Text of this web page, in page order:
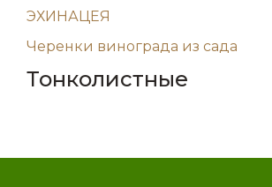
ЭХИНАЦЕЯ
Черенки винограда из сада
Тонколистные